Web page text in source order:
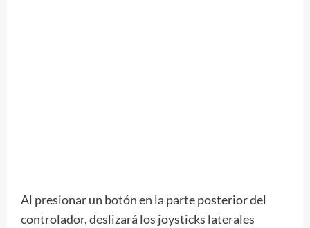
Al presionar un botón en la parte posterior del
controlador, deslizará los joysticks laterales